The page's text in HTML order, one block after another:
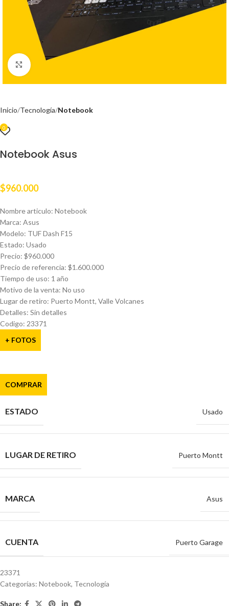
Clic para ampliar
Inicio Tecnología Notebook
0
Notebook Asus
$960.000
Nombre articulo: Notebook
Marca: Asus
Modelo: TUF Dash F15
Estado: Usado
Precio: $960.000
Precio de referencia: $1.600.000
Tiempo de uso: 1 año
Motivo de la venta: No uso
Lugar de retiro: Puerto Montt, Valle Volcanes
Detalles: Sin detalles
Codigo: 23371
+ FOTOS
COMPRAR
ESTADO Usado
LUGAR DE RETIRO Puerto Montt
MARCA Asus
CUENTA Puerto Garage
23371
Categorías: Notebook, Tecnología
Share: